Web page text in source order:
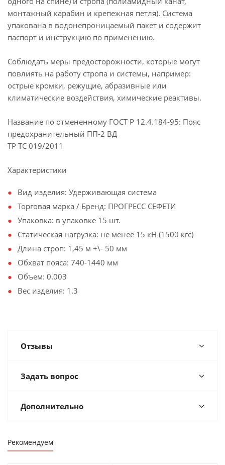
монтажный карабин и крепежная петля). Система
упакована в водонепроницаемый пакет и содержит
паспорт и инструкцию по применению.
Соблюдать меры предосторожности, которые могут
повлиять на работу стропа и системы, например:
острые кромки, режущие, абразивные или
климатические воздействия, химические реактивы.
Название по отмененному ГОСТ Р 12.4.184-95: Пояс
предохранительный ПП-2 ВД
ТР ТС 019/2011
Характеристики
Вид изделия: Удерживающая система
Торговая марка / Бренд: ПРОГРЕСС СЕФЕТИ
Упаковка: в упаковке 15 шт.
Статическая нагрузка: не менее 15 кН (1500 кгс)
Длина строп: 1,45 м +\- 50 мм
Обхват пояса: 740-1440 мм
Объем: 0.003
Вес изделия: 1.3
Отзывы
Задать вопрос
Дополнительно
Рекомендуем